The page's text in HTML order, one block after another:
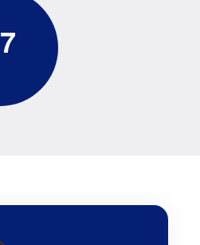
7